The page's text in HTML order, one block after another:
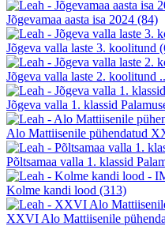
Jõgevamaa aasta isa 2024 (84)
Jõgeva valla laste 3. koolitund
Jõgeva valla laste 2. koolitund
Jõgeva valla 1. klassid
Alo Mattiisenile pühendatud
Põltsamaa valla 1. klassid
Kolme kandi lood (313)
XXVI Alo Mattiisenile